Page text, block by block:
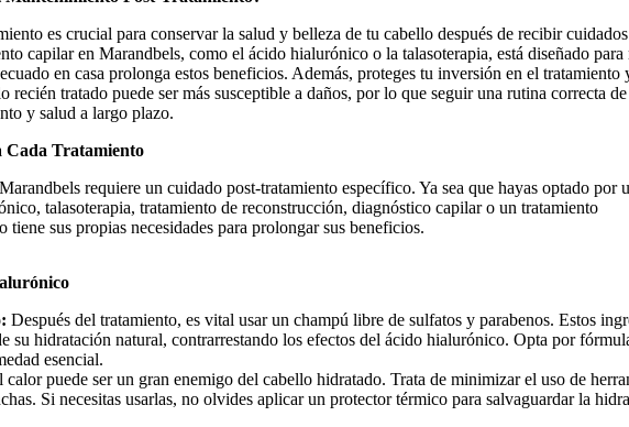
es crucial para conservar la salud y belleza de tu cabello después de recibir cuidados
capilar en Marandbels, como el ácido hialurónico o la talasoterapia, está diseñado para
en casa prolonga estos beneficios. Además, proteges tu inversión en el tratamiento
recién tratado puede ser más susceptible a daños, por lo que seguir una rutina correcta
y salud a largo plazo.
Cada Tratamiento
requiere un cuidado post-tratamiento específico. Ya sea que hayas optado por
talasoterapia, tratamiento de reconstrucción, diagnóstico capilar o un tratamiento
tiene sus propias necesidades para prolongar sus beneficios.
Después del tratamiento, es vital usar un champú libre de sulfatos y parabenos. Estos
su hidratación natural, contrarrestando los efectos del ácido hialurónico. Opta por
esencial.
calor puede ser un gran enemigo del cabello hidratado. Trata de minimizar el uso de
Si necesitas usarlas, no olvides aplicar un protector térmico para salvaguardar la